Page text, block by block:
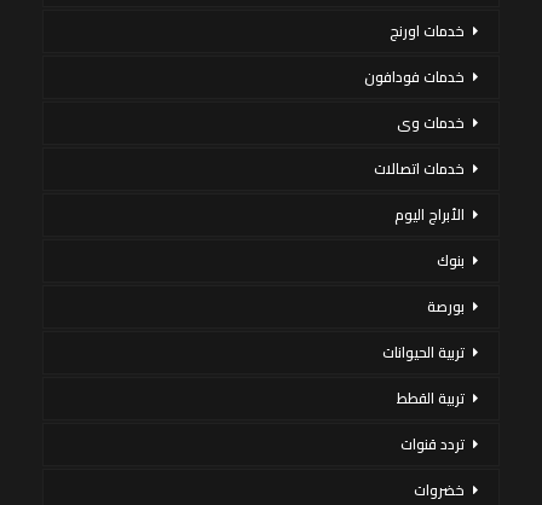
خدمات اورنج
خدمات فودافون
خدمات وى
خدمات اتصالات
الأبراج اليوم
بنوك
بورصة
تربية الحيوانات
تربية القطط
تردد قنوات
خضروات